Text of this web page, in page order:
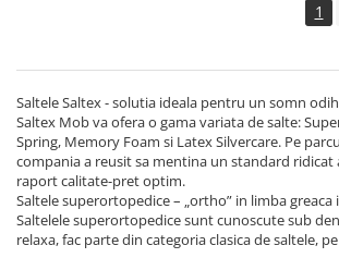
1
Saltele Saltex - solutia ideala pentru un somn
Saltex Mob va ofera o gama variata de salte:
Spring, Memory Foam si Latex Silvercare. Pe
compania a reusit sa mentina un standard ridicat
raport calitate-pret optim.
Saltele superortopedice – „ortho” in limba greaca
Saltelele superortopedice sunt cunoscute sub
relaxa, fac parte din categoria clasica de saltele,